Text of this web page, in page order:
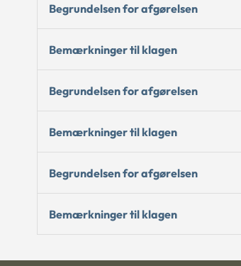
Begrundelsen for afgørelsen
Bemærkninger til klagen
Begrundelsen for afgørelsen
Bemærkninger til klagen
Begrundelsen for afgørelsen
Bemærkninger til klagen